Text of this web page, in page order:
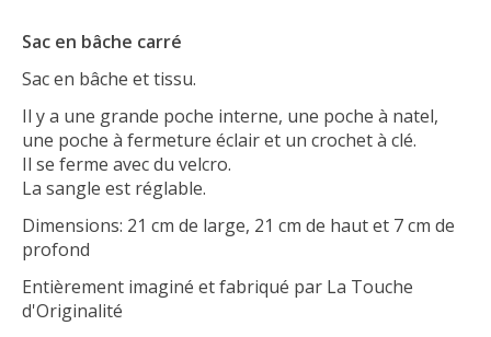
Sac en bâche carré
Sac en bâche et tissu.
Il y a une grande poche interne, une poche à natel,
une poche à fermeture éclair et un crochet à clé.
Il se ferme avec du velcro.
La sangle est réglable.
Dimensions: 21 cm de large, 21 cm de haut et 7 cm de
profond
Entièrement imaginé et fabriqué par La Touche
d'Originalité